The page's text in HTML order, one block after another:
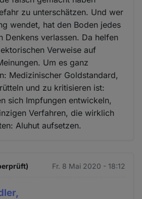
zu unterschätzen. Und wer
wendet, hat den Boden jedes
Denkens verlassen. Da helfen
Verweise auf
Um es ganz
Medizinischer Goldstandard,
und zu kritisieren ist:
sich Impfungen entwickeln,
Verfahren, die wirklich
Aluhut aufsetzen.
Fr. 8 Mai 2020 - 18:12